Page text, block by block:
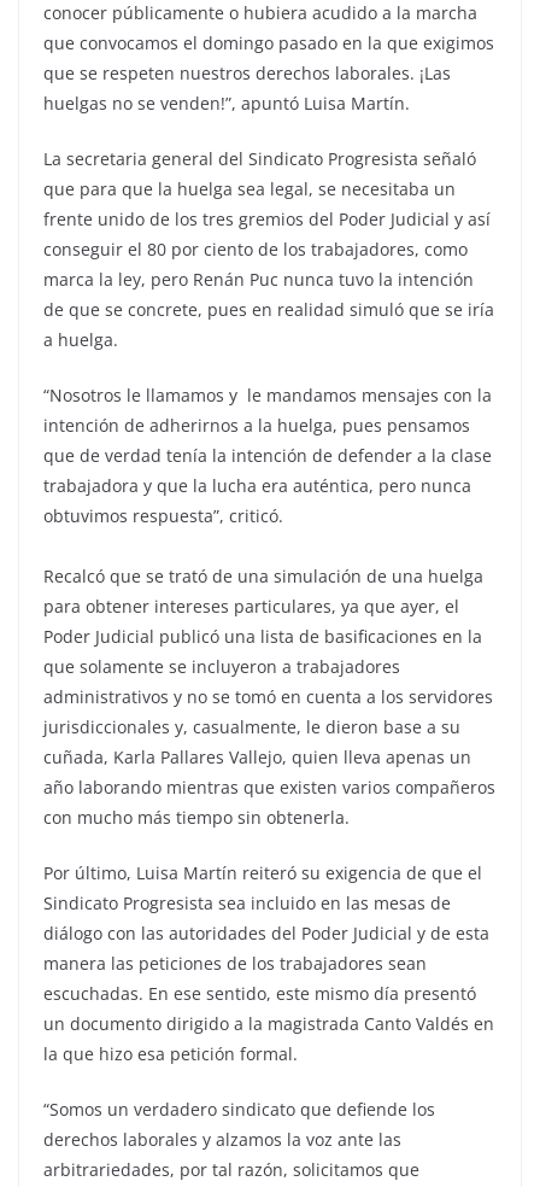
conocer públicamente o hubiera acudido a la marcha
que convocamos el domingo pasado en la que exigimos
que se respeten nuestros derechos laborales. ¡Las
huelgas no se venden!”, apuntó Luisa Martín.
La secretaria general del Sindicato Progresista señaló
que para que la huelga sea legal, se necesitaba un
frente unido de los tres gremios del Poder Judicial y así
conseguir el 80 por ciento de los trabajadores, como
marca la ley, pero Renán Puc nunca tuvo la intención
de que se concrete, pues en realidad simuló que se iría
a huelga.
“Nosotros le llamamos y le mandamos mensajes con la
intención de adherirnos a la huelga, pues pensamos
que de verdad tenía la intención de defender a la clase
trabajadora y que la lucha era auténtica, pero nunca
obtuvimos respuesta”, criticó.
Recalcó que se trató de una simulación de una huelga
para obtener intereses particulares, ya que ayer, el
Poder Judicial publicó una lista de basificaciones en la
que solamente se incluyeron a trabajadores
administrativos y no se tomó en cuenta a los servidores
jurisdiccionales y, casualmente, le dieron base a su
cuñada, Karla Pallares Vallejo, quien lleva apenas un
año laborando mientras que existen varios compañeros
con mucho más tiempo sin obtenerla.
Por último, Luisa Martín reiteró su exigencia de que el
Sindicato Progresista sea incluido en las mesas de
diálogo con las autoridades del Poder Judicial y de esta
manera las peticiones de los trabajadores sean
escuchadas. En ese sentido, este mismo día presentó
un documento dirigido a la magistrada Canto Valdés en
la que hizo esa petición formal.
“Somos un verdadero sindicato que defiende los
derechos laborales y alzamos la voz ante las
arbitrariedades, por tal razón, solicitamos que